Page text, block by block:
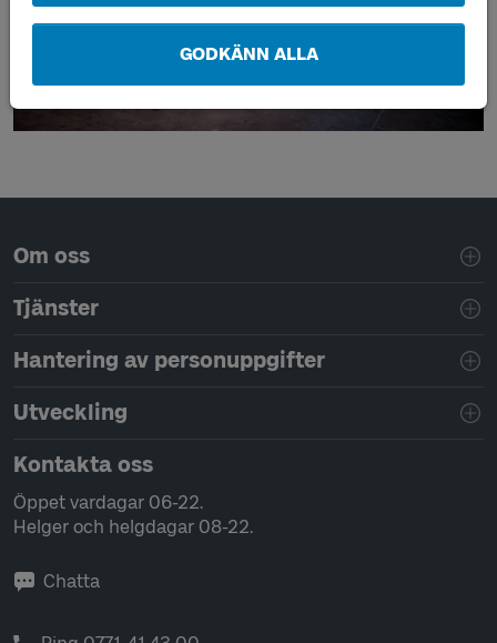
GODKÄNN ALLA
Sidfotsnavigering
Om oss
Tjänster
Hantering av personuppgifter
Utveckling
Kontakta oss
Öppet vardagar 06-22.
Helger och helgdagar 08-22.
Chatta